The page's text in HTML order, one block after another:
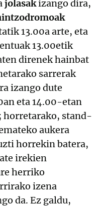
jolasakizango dira,
13.00a arte, eta
13.00etik
direnek hainbat
sarrerak
izango dute
eta 14.00-etan
; horretarako, stand-
aukera
horrekin batera,
irekien
herriko
izena
da. Ez galdu,